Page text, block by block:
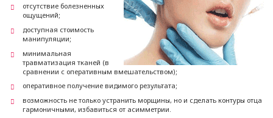
отсутствие болезненных
ощущений;
доступная стоимость
манипуляции;
минимальная
травматизация тканей (в
сравнении с оперативным вмешательством);
оперативное получение видимого результата;
возможность не только устранить морщины, но и сделать контуры отца
гармоничными, избавиться от асимметрии.